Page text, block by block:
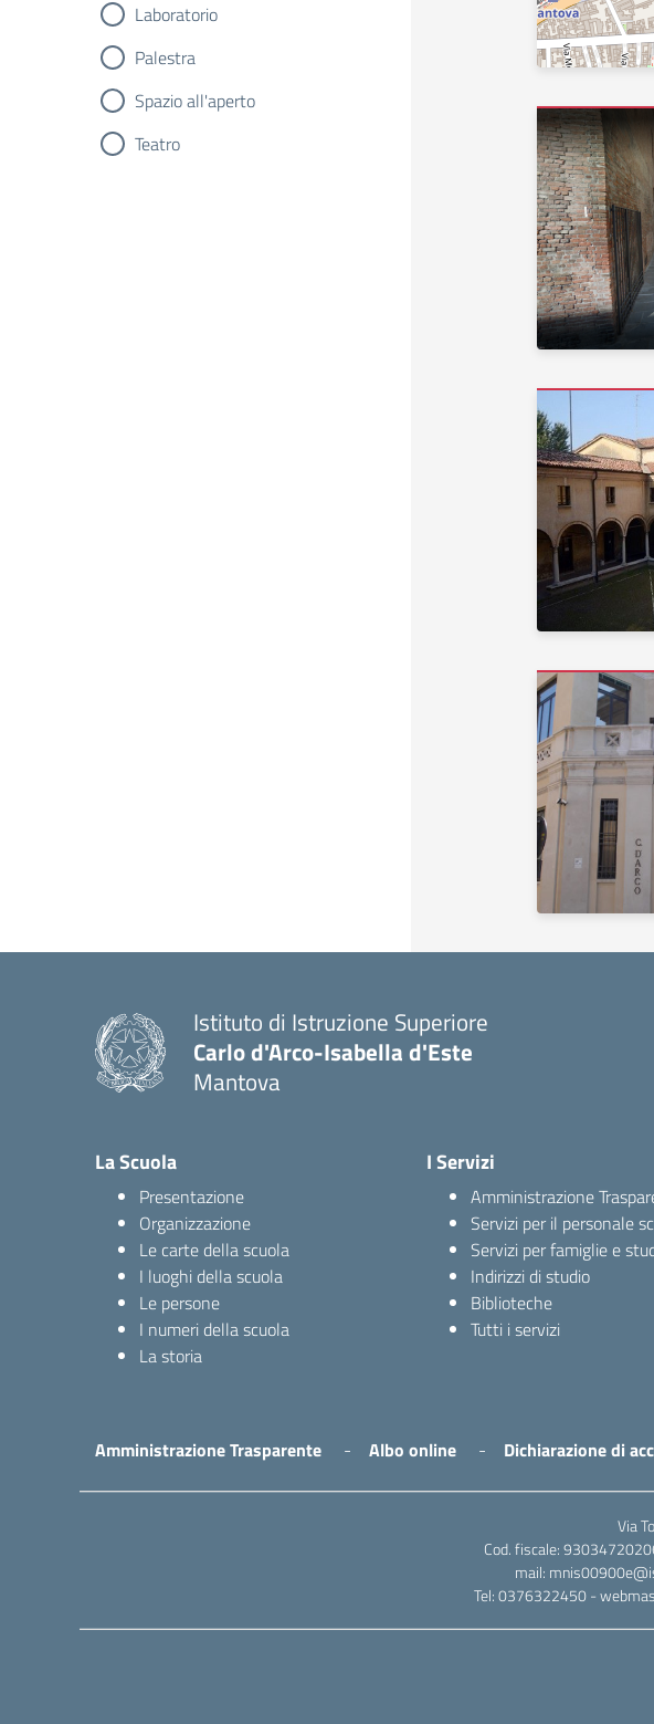
Laboratorio
Palestra
Spazio all'aperto
Teatro
Istituto di Istruzione Superiore
Carlo d'Arco-Isabella d'Este
Mantova
La Scuola
Presentazione
Organizzazione
Le carte della scuola
I luoghi della scuola
Le persone
I numeri della scuola
La storia
I Servizi
Amministrazione
Servizi per il personale
Servizi per famiglie e
Indirizzi di studio
Biblioteche
Tutti i servizi
Amministrazione Trasparente Albo online Dichiarazione di
Via
Cod. fiscale:
mail:
Tel: 0376322450 -